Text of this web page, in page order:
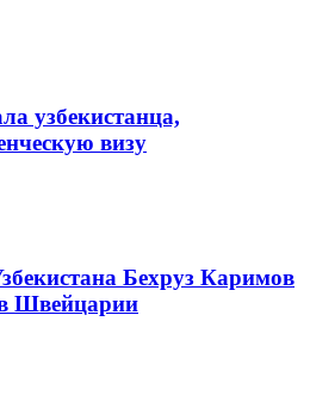
узбекистанца,
визу
Бехруз Каримов
Швейцарии